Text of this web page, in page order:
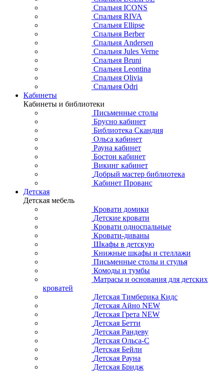
Спальня ICONS
Спальня RIVA
Спальня Ellipse
Спальня Berber
Спальня Andersen
Спальня Jules Verne
Спальня Bruni
Спальня Leontina
Спальня Olivia
Спальня Odri
Кабинеты
Кабинеты и библиотеки
Письменные столы
Брусно кабинет
Библиотека Скандия
Ольса кабинет
Рауна кабинет
Бостон кабинет
Викинг кабинет
Добрый мастер библиотека
Кабинет Прованс
Детская
Детская мебель
Кровати домики
Детские кровати
Кровати односпальные
Кровати-диваны
Шкафы в детскую
Книжные шкафы и стеллажи
Письменные столы и стулья
Комоды и тумбы
Матрасы и основания для детских
кроватей
Детская Тимберика Кидс
Детская Айно NEW
Детская Грета NEW
Детская Бетти
Детская Рандеву
Детская Ольса-С
Детская Бейли
Детская Рауна
Детская Бридж